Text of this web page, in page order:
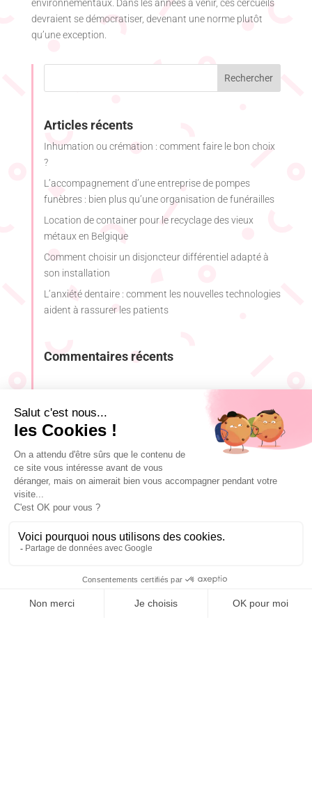
environnementaux. Dans les années à venir, ces cercueils
devraient se démocratiser, devenant une norme plutôt
qu’une exception.
Articles récents
Inhumation ou crémation : comment faire le bon choix
?
L’accompagnement d’une entreprise de pompes
funèbres : bien plus qu’une organisation de funérailles
Location de container pour le recyclage des vieux
métaux en Belgique
Comment choisir un disjoncteur différentiel adapté à
son installation
L’anxiété dentaire : comment les nouvelles technologies
aident à rassurer les patients
Commentaires récents